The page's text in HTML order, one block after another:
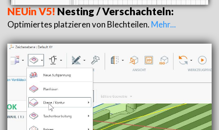
NEUin V5!Nesting / Verschachteln:
Optimiertes platzieren von Blechteilen. Mehr...